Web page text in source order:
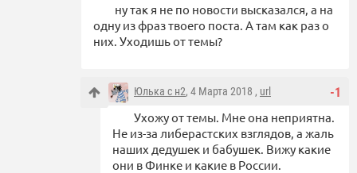
ну так я не по новости высказался, а на
одну из фраз твоего поста. А там как раз о
них. Уходишь от темы?
-1
Юлька с н2, 4 Марта 2018 , url
Ухожу от темы. Мне она неприятна.
Не из-за либерастских взглядов, а жаль
наших дедушек и бабушек. Вижу какие
они в Финке и какие в России.